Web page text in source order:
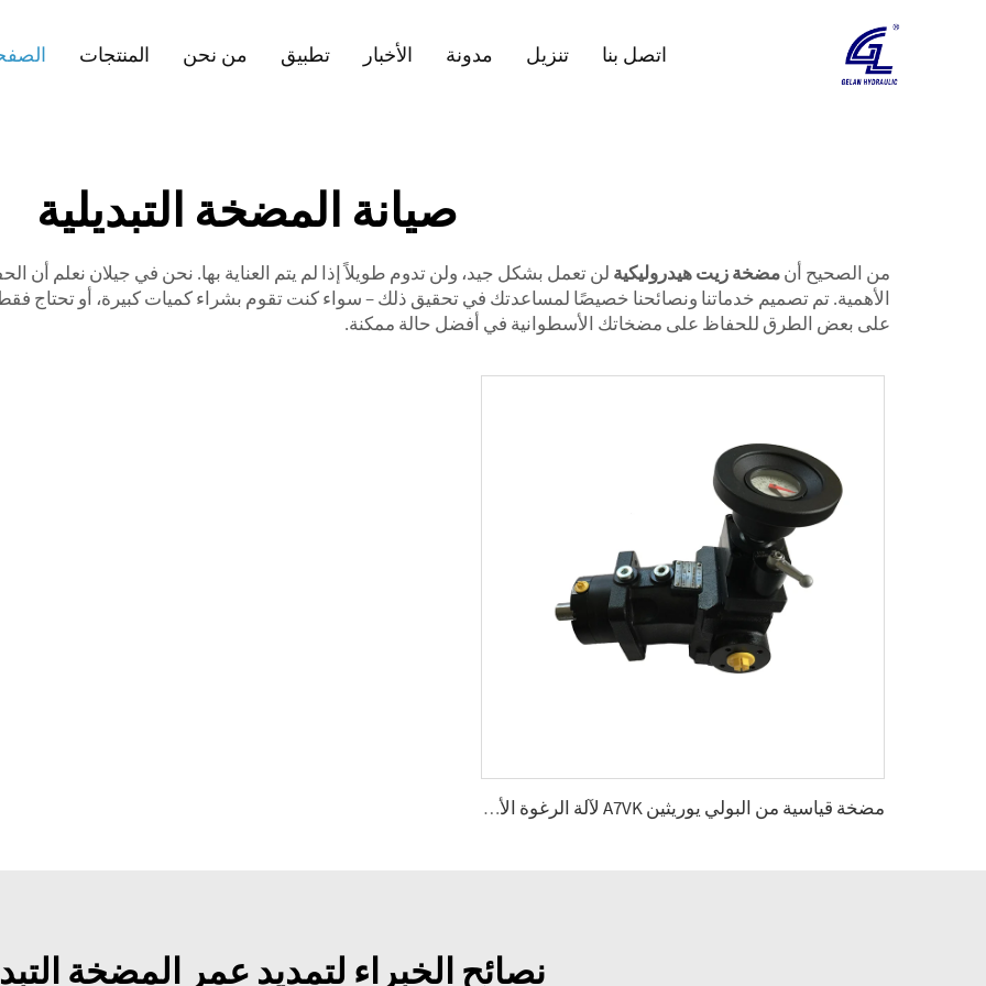
المنتجات من نحن تطبيق الأخبار مدونة تنزيل اتصل بنا
صيانة المضخة التبديلية
من الصحيح أنمضخة زيت هيدروليكية لن تعمل بشكل جيد، ولن تدوم طويلاً إذا لم يتم العناية بها. نحن في جيلان نعلم أن
الأهمية. تم تصميم خدماتنا ونصائحنا خصيصًا لمساعدتك في تحقيق ذلك – سواء كنت تقوم بشراء كميات كبيرة، أو تحتاج
على بعض الطرق للحفاظ على مضخاتك الأسطوانية في أفضل حالة ممكنة.
مضخة قياسية من البولي يوريثين A7VK لآلة الرغوة الأحجام 12، 28
نصائح الخبراء لتمديد عمر المضخة